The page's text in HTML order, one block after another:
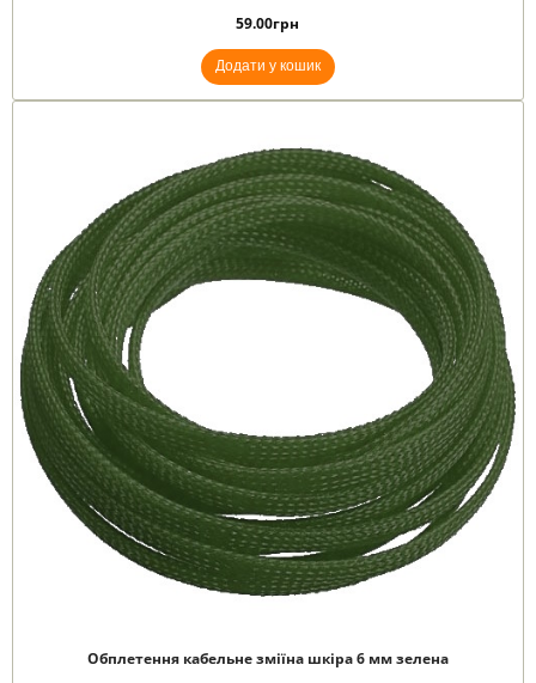
59.00грн
Додати у кошик
Обплетення кабельне зміїна шкіра 6 мм зелена